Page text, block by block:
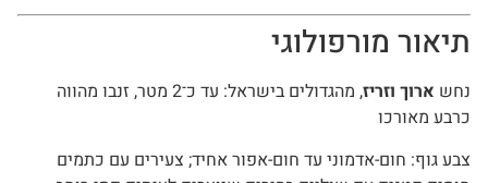
תיאור מורפולוגי
נחש ארוך וזריז
, מהגדולים בישראל: עד כ־2 מטר, זנבו מהווה
כרבע מאורכו
צבע גוף: חום-אדמוני עד חום-אפור אחיד; צעירים עם כתמים